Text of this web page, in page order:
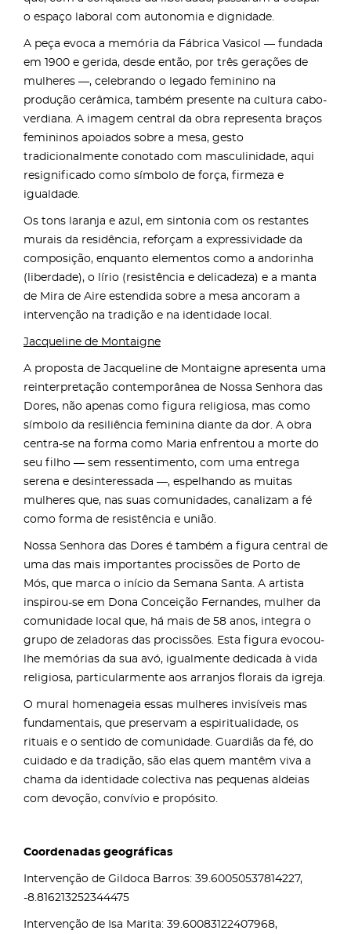
o espaço laboral com autonomia e dignidade.
A peça evoca a memória da Fábrica Vasicol — fundada
em 1900 e gerida, desde então, por três gerações de
mulheres —, celebrando o legado feminino na
produção cerâmica, também presente na cultura cabo-
verdiana. A imagem central da obra representa braços
femininos apoiados sobre a mesa, gesto
tradicionalmente conotado com masculinidade, aqui
resignificado como símbolo de força, firmeza e
igualdade.
Os tons laranja e azul, em sintonia com os restantes
murais da residência, reforçam a expressividade da
composição, enquanto elementos como a andorinha
(liberdade), o lírio (resistência e delicadeza) e a manta
de Mira de Aire estendida sobre a mesa ancoram a
intervenção na tradição e na identidade local.
Jacqueline de Montaigne
A proposta de Jacqueline de Montaigne apresenta uma
reinterpretação contemporânea de Nossa Senhora das
Dores, não apenas como figura religiosa, mas como
símbolo da resiliência feminina diante da dor. A obra
centra-se na forma como Maria enfrentou a morte do
seu filho — sem ressentimento, com uma entrega
serena e desinteressada —, espelhando as muitas
mulheres que, nas suas comunidades, canalizam a fé
como forma de resistência e união.
Nossa Senhora das Dores é também a figura central de
uma das mais importantes procissões de Porto de
Mós, que marca o início da Semana Santa. A artista
inspirou-se em Dona Conceição Fernandes, mulher da
comunidade local que, há mais de 58 anos, integra o
grupo de zeladoras das procissões. Esta figura evocou-
lhe memórias da sua avó, igualmente dedicada à vida
religiosa, particularmente aos arranjos florais da igreja.
O mural homenageia essas mulheres invisíveis mas
fundamentais, que preservam a espiritualidade, os
rituais e o sentido de comunidade. Guardiãs da fé, do
cuidado e da tradição, são elas quem mantêm viva a
chama da identidade colectiva nas pequenas aldeias
com devoção, convívio e propósito.
Coordenadas geográficas
Intervenção de Gildoca Barros: 39.60050537814227,
-8.816213252344475
Intervenção de Isa Marita: 39.60083122407968,